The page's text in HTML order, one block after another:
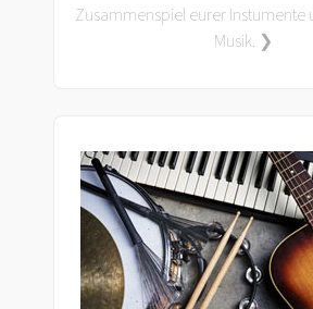
Zusammenspiel eurer Instumente
Musik. ❯